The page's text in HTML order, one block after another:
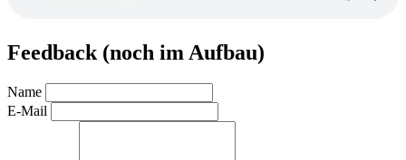
Feedback (noch im Aufbau)
Name
E-Mail